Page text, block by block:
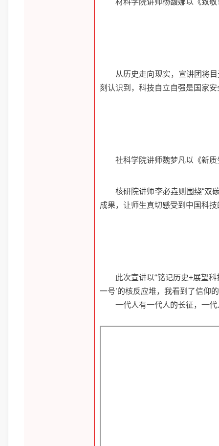
材料学院讲师杨馥娜以《致
从历史走向现实，宣讲团将
刻认识到，科技自立自强是国家
社科学院讲师魏梦凡以《新
核研院讲师李必垚则围绕“双
成果，让师生真切感受到中国科
此次宣讲以“铭记历史+展望
一号’的核反应堆，我看到了信仰
一代人有一代人的长征，一